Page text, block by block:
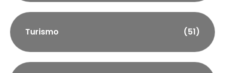
Turismo (51)